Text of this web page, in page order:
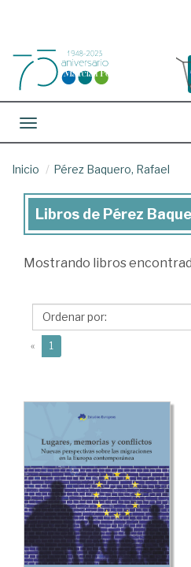
Toggle navigation
Inicio Pérez Baquero, Rafael
Libros
Pérez
Rafael
Libros de Pérez
Mostrando libros
« 1